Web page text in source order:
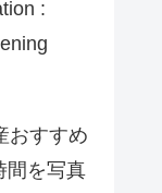
:
おすすめ
間を写真